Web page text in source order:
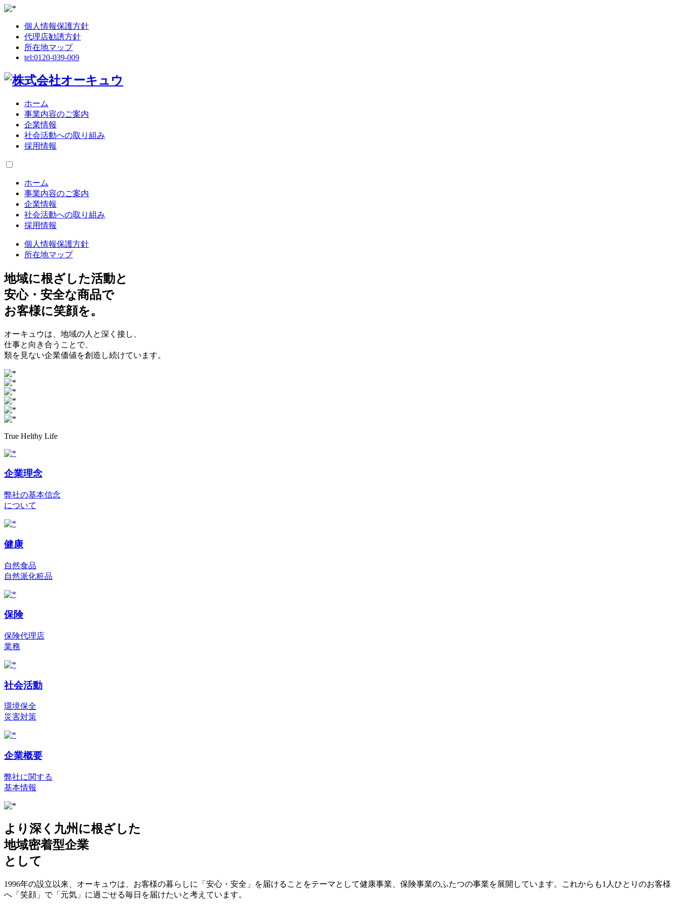
個人情報保護方針
代理店勧誘方針
所在地マップ
tel:0120-039-009
ホーム
事業内容のご案内
企業情報
社会活動への取り組み
採用情報
ホーム
事業内容のご案内
企業情報
社会活動への取り組み
採用情報
個人情報保護方針
所在地マップ
地域に根ざした活動と
安心・安全な商品で
お客様に笑顔を。
オーキュウは、地域の人と深く接し、
仕事と向き合うことで、
類を見ない企業価値を創造し続けています。
True Helthy Life
企業理念
弊社の基本信念
について
健康
自然食品
自然派化粧品
保険
保険代理店
業務
社会活動
環境保全
災害対策
企業概要
弊社に関する
基本情報
より深く九州に根ざした
地域密着型企業
として
1996年の設立以来、オーキュウは、お客様の暮らしに「安心・安全」を届けることをテーマとして健康事業、保険事業のふたつの事業を展開しています。これからも1人ひとりのお客様
へ「笑顔」で「元気」に過ごせる毎日を届けたいと考えています。